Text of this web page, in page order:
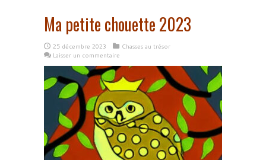
Ma petite chouette 2023
25 décembre 2023
Chasses au trésor
Laisser un commentaire